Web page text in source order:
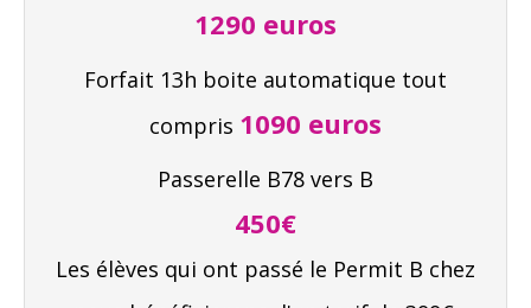
1290 euros
Forfait 13h boite automatique tout
compris 1090 euros
Passerelle B78 vers B
450€
Les élèves qui ont passé le Permit B chez